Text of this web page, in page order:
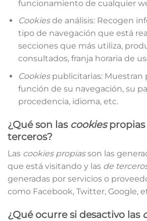
funcionamiento de cualquier
Cookiesde análisis: Recogen
tipo de navegación que está
secciones que más utiliza,
consultados, franja horaria de
Cookiespublicitarias: Muestran
función de su navegación, su
procedencia, idioma, etc.
¿Qué son las cookiespropias
terceros?
Las cookies propiasson las
que está visitando y las de
generadas por servicios o
como Facebook, Twitter, Google,
¿Qué ocurre si desactivo las